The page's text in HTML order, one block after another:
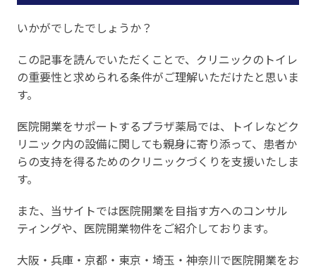
いかがでしたでしょうか？
この記事を読んでいただくことで、クリニックのトイレ
の重要性と求められる条件がご理解いただけたと思いま
す。
医院開業をサポートするプラザ薬局では、トイレなどク
リニック内の設備に関しても親身に寄り添って、患者か
らの支持を得るためのクリニックづくりを支援いたしま
す。
また、当サイトでは医院開業を目指す方へのコンサル
ティングや、医院開業物件をご紹介しております。
大阪・兵庫・京都・東京・埼玉・神奈川で医院開業をお